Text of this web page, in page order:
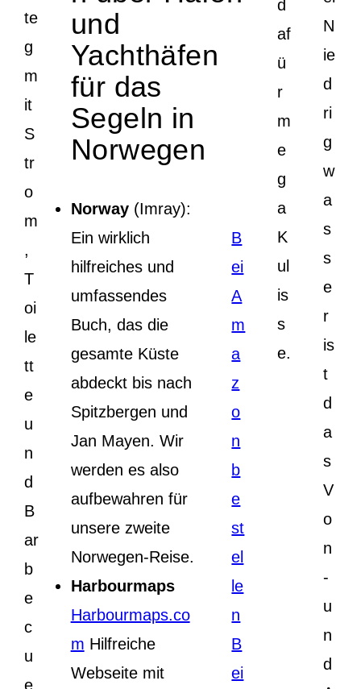
N
ie
d
ri
g
w
a
s
s
e
r
is
t
d
a
s
V
o
n
-
u
n
d
te
g
m
it
S
tr
o
m
,
T
oi
le
tt
e
u
n
d
B
ar
b
e
c
u
e
d
af
ü
r
m
e
g
a
K
ul
is
s
e.
und
Yachthäfen
für das
Segeln in
Norwegen
B
ei
A
m
a
z
o
n
b
e
st
el
le
n
B
ei
Norway(Imray):
Ein wirklich
hilfreiches und
umfassendes
Buch, das die
gesamte Küste
abdeckt bis nach
Spitzbergen und
Jan Mayen. Wir
werden es also
aufbewahren für
unsere zweite
Norwegen-Reise.
Harbourmaps
Harbourmaps.co
m Hilfreiche
Webseite mit